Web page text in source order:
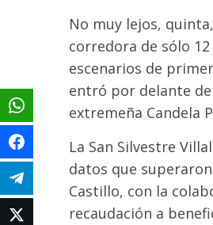
No muy lejos,
corredora de sólo
escenarios de
entró por delante
extremeña Candela
La San Silvestre
datos que
Castillo, con la
recaudación a